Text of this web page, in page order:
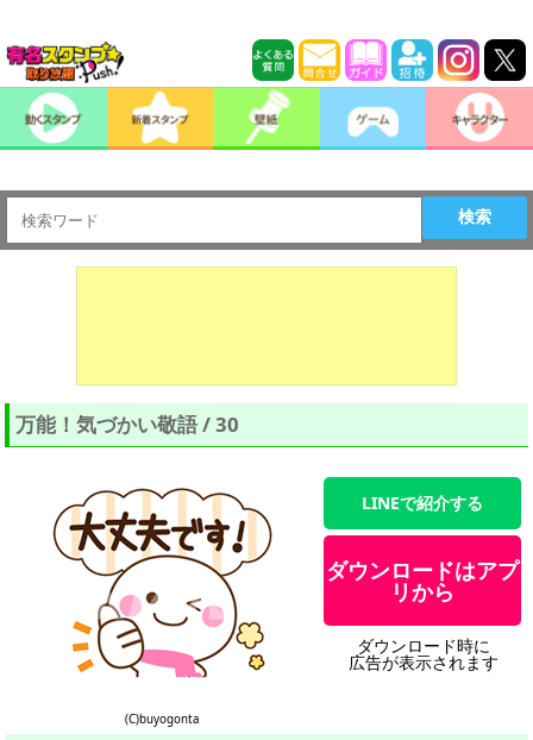
検索
万能！気づかい敬語 / 30
(C)buyogonta
LINEで紹介する
ダウンロードはアプ
リから
ダウンロード時に
広告が表示されます